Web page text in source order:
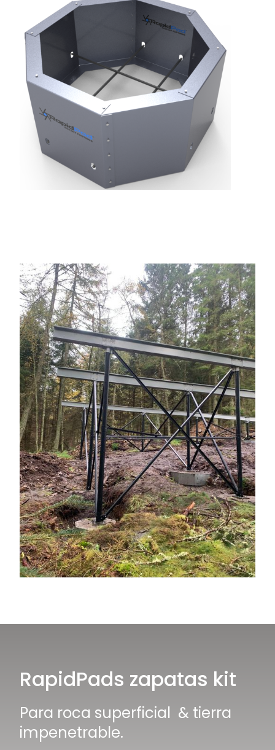
RapidPads zapatas kit
Para roca superficial & tierra
impenetrable.